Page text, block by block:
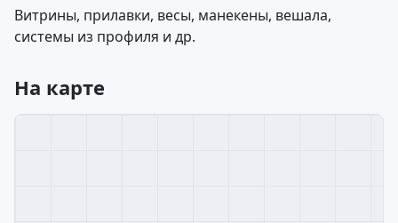
Витрины, прилавки, весы, манекены, вешала,
системы из профиля и др.
На карте